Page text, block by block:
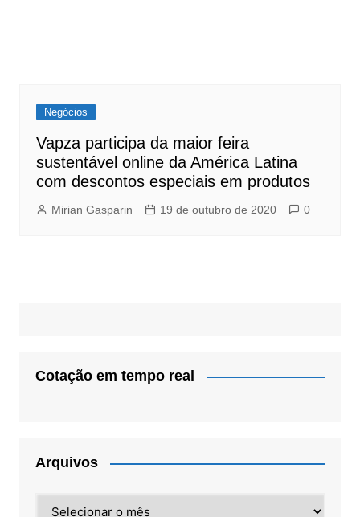
Negócios
Vapza participa da maior feira
sustentável online da América Latina
com descontos especiais em produtos
Mirian Gasparin 19 de outubro de 2020 0
Cotação em tempo real
Arquivos